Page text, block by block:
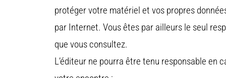
protéger votre matériel et vos propres
par Internet. Vous êtes par ailleurs le seul
que vous consultez.
L’éditeur ne pourra être tenu responsable en